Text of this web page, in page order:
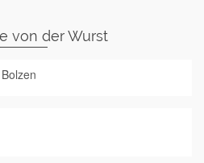
von der Wurst